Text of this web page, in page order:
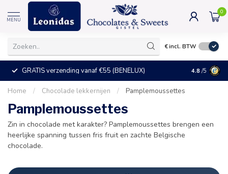
MENU
0
€incl. BTW
GRATIS verzending vanaf €55 (BENELUX) +25°C =
4.8 /5
Home / Chocolade lekkernijen / Pamplemoussettes
Pamplemoussettes
Zin in chocolade met karakter? Pamplemoussettes brengen een
heerlijke spanning tussen fris fruit en zachte Belgische
chocolade.